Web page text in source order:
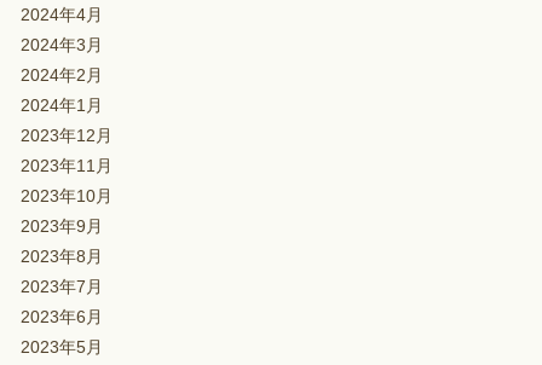
2024年4月
2024年3月
2024年2月
2024年1月
2023年12月
2023年11月
2023年10月
2023年9月
2023年8月
2023年7月
2023年6月
2023年5月